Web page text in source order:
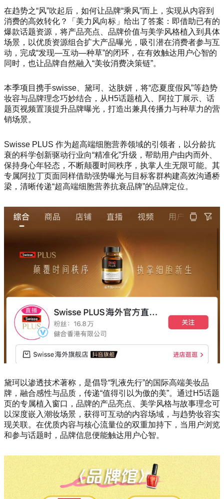
在趋势之“风”吹起后，如何让品牌“乘风”而上，实现从内容到
消费的高效转化？「美力风向标」给出了答案：即借助已有的
爆款话题资源，将产品亮点、品牌价值与美学风格植入到具体
场景，以优质资源组合扩大产品曝光，吸引潜在消费者参与互
动，完成“发现—互动—种草”的闭环，在有效触达用户心智的
同时，也让品牌自然融入“美妆消费决策链”。
本季项目携手swisse、黛珂、达肤妍，将“恋夏度假风”等趋势
妆容与品牌理念巧妙结合，从H5话题植入、阿拉丁展示、话
题页视频置顶提升品牌曝光，打造出兼具传播力与种草力的营
销场景。
Swisse PLUS 作为超高端细胞营养领域的引领者，以分龄抗
衰的科学创新驱动行业向“精准化”升级，帮助用户由内而外、
保持身心年轻态，不断颠覆时间秩序，执掌人生无限可能。其
专属阿拉丁页面同样借助强势曝光与目标客群构建高效沟通桥
梁，清晰传递“超高端细胞营养抗衰品牌”的品牌定位。
黛珂以渗透技术著称，是倡导“乳液先行”的国际高端美妆品
牌，融合感性与品质，传递“值得引以为傲的美”。通过H5话题
页的专属植入窗口，品牌的产品亮点、美学风格与故事理念可
以深度嵌入潮妆场景，获得可互动的内容场域，与趋势妆容实
现关联。在优质内容与核心流量位的双重加持下，当用户浏览
和参与话题时，品牌信息便能触达用户心智。